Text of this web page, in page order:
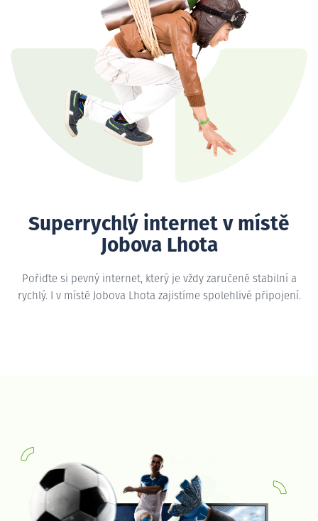
Superrychlý internet v místě
Jobova Lhota
Pořiďte si pevný internet, který je vždy zaručeně stabilní a
rychlý. I v místě Jobova Lhota zajistíme spolehlivé připojení.